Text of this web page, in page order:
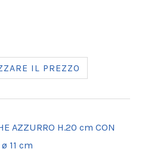
IL PREZZO
AZZURRO H.20 cm CON
11 cm